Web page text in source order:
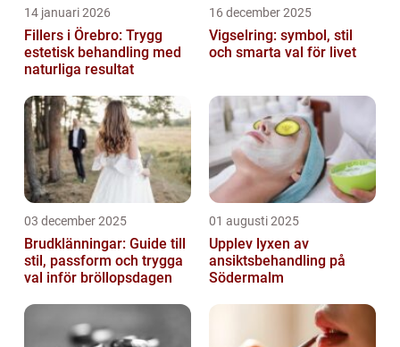
14 januari 2026
Fillers i Örebro: Trygg
estetisk behandling med
naturliga resultat
16 december 2025
Vigselring: symbol, stil
och smarta val för livet
03 december 2025
Brudklänningar: Guide till
stil, passform och trygga
val inför bröllopsdagen
01 augusti 2025
Upplev lyxen av
ansiktsbehandling på
Södermalm